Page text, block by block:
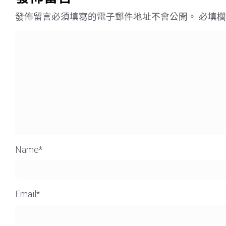
發佈留言必須填寫的電子郵件地址不會公開。 必填
Name*
Email *